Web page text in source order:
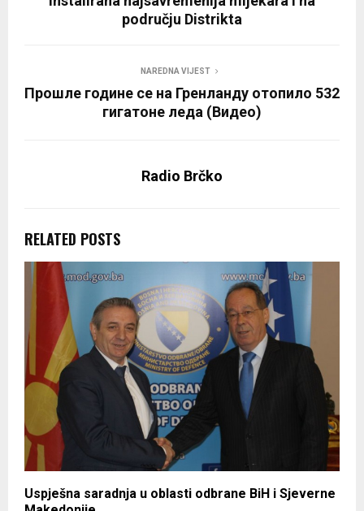
području Distrikta
NAREDNA VIJEST
Прошле године се на Гренланду отопило 532
гигатоне леда (Видео)
Radio Brčko
RELATED POSTS
Uspješna saradnja u oblasti odbrane BiH i Sjeverne